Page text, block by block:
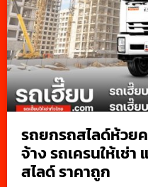
รถยกรถสไลด์ห้วย
จ้าง รถเครนให้เช่า
สไลด์ ราคาถูก